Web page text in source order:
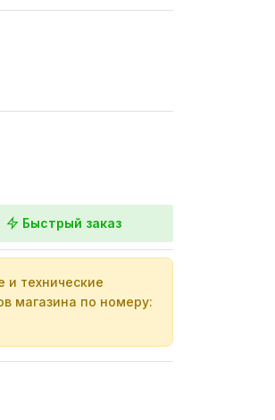
Быстрый заказ
и технические
магазина по номеру: